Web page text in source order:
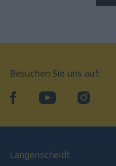
Besuchen Sie uns auf:
facebookYouTube Instagram
Langenscheidt